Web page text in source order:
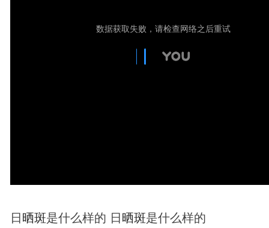
日 晒斑是什么样的 日 晒斑是什么样的